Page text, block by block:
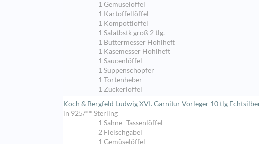
1 Gemüselöffel
1 Kartoffellöffel
1 Kompottlöffel
1 Salatbstk groß 2 tlg.
1 Buttermesser Hohlheft
1 Käsemesser Hohlheft
1 Saucenlöffel
1 Suppenschöpfer
1 Tortenheber
1 Zuckerlöffel
Koch & Bergfeld Ludwig XVI. Garnitur Vorleger 10 tlg
in 925/ººº Sterling
1 Sahne- Tassenlöffel
2 Fleischgabel
1 Gemüselöffel